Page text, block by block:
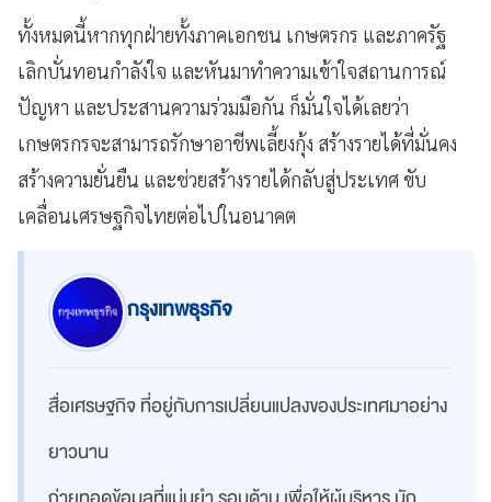
ทั้งหมดนี้หากทุกฝ่ายทั้งภาคเอกชน เกษตรกร และภาครัฐ
เลิกบั่นทอนกำลังใจ และหันมาทำความเข้าใจสถานการณ์
ปัญหา และประสานความร่วมมือกัน ก็มั่นใจได้เลยว่า
เกษตรกรจะสามารถรักษาอาชีพเลี้ยงกุ้ง สร้างรายได้ที่มั่นคง
สร้างความยั่นยืน และช่วยสร้างรายได้กลับสู่ประเทศ ขับ
เคลื่อนเศรษฐกิจไทยต่อไปในอนาคต
กรุงเทพธุรกิจ
สื่อเศรษฐกิจ ที่อยู่กับการเปลี่ยนแปลงของประเทศมาอย่าง
ยาวนาน